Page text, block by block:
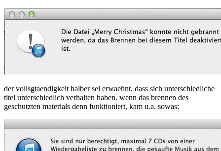
der vollsgtaendigkeit halber sei erwaehnt, dass sich unterschiedliche
titel unterschiedlich verhalten haben. wenn das brennen des
geschutzten materials denn funktioniert, kam u.a. sowas: